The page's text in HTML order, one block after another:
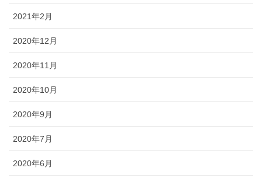
2021年2月
2020年12月
2020年11月
2020年10月
2020年9月
2020年7月
2020年6月